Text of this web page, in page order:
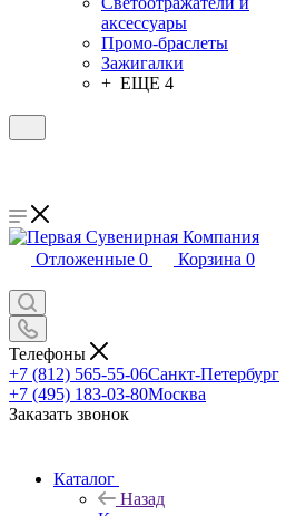
аксессуары
Промо-браслеты
Зажигалки
+ ЕЩЕ 4
Отложенные 0 Корзина 0
Телефоны
+7 (812) 565-55-06Санкт-Петербург
+7 (495) 183-03-80Москва
Заказать звонок
Каталог
Назад